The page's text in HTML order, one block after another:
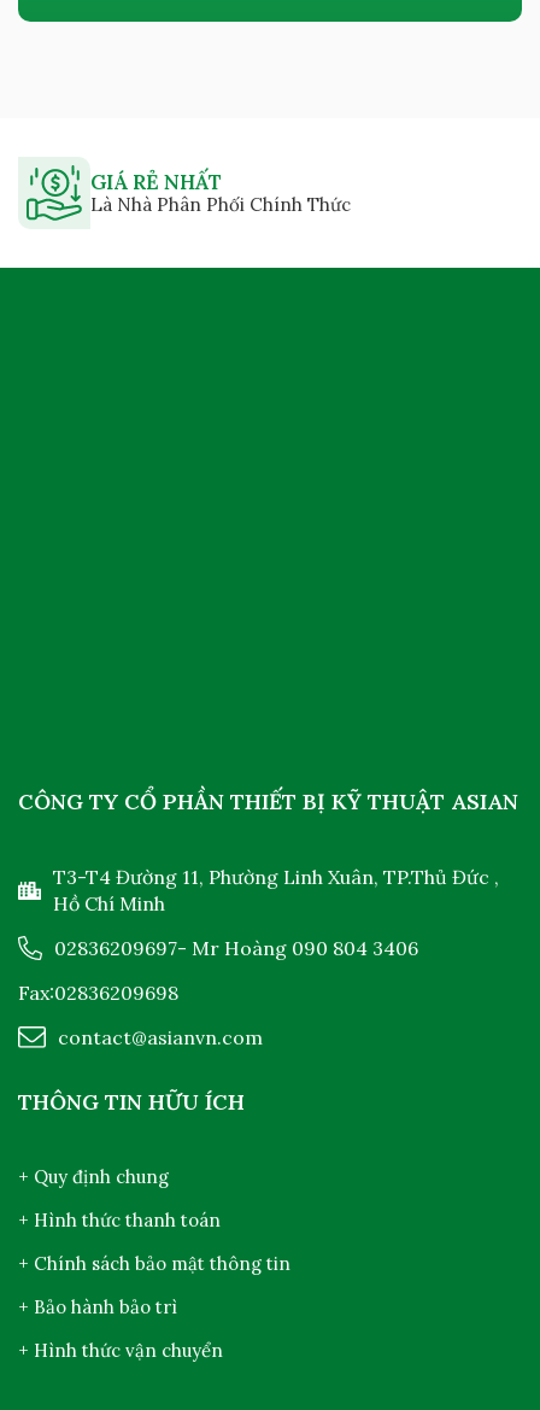
GIÁ RẺ NHẤT
Là Nhà Phân Phối Chính Thức
CÔNG TY CỔ PHẦN THIẾT BỊ KỸ THUẬT ASIAN
T3-T4 Đường 11, Phường Linh Xuân, TP.Thủ Đức ,
Hồ Chí Minh
02836209697- Mr Hoàng 090 804 3406
Fax:02836209698
contact@asianvn.com
THÔNG TIN HỮU ÍCH
+ Quy định chung
+ Hình thức thanh toán
+ Chính sách bảo mật thông tin
+ Bảo hành bảo trì
+ Hình thức vận chuyển